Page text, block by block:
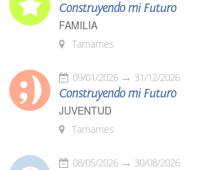
Construyendo mi Futuro
FAMILIA
Tamames
09/01/2026 31/12/2026
Construyendo mi Futuro
JUVENTUD
Tamames
08/05/2026 30/08/2026